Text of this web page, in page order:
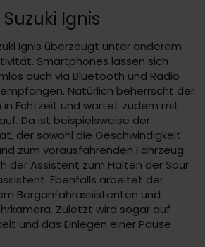
Ignis
Ignis überzeugt unter anderem
Smartphones lassen sich
auch via Bluetooth und Radio
Natürlich beherrscht der
in Echtzeit und wartet zudem mit
Da ist beispielsweise der
der sowohl die Geschwindigkeit
zum vorausfahrenden Fahrzeug
der Assistent zum Halten der Spur
Ebenfalls arbeitet der
Berganfahrassistenten und
Zuletzt wird sogar auf
und das Einlegen einer Pause